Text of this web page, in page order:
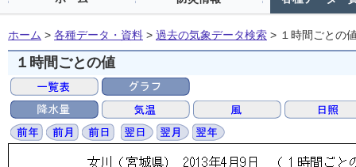
ホーム > 各種データ・資料 > 過去の気象データ検索 > １時間ごとの
１時間ごとの値